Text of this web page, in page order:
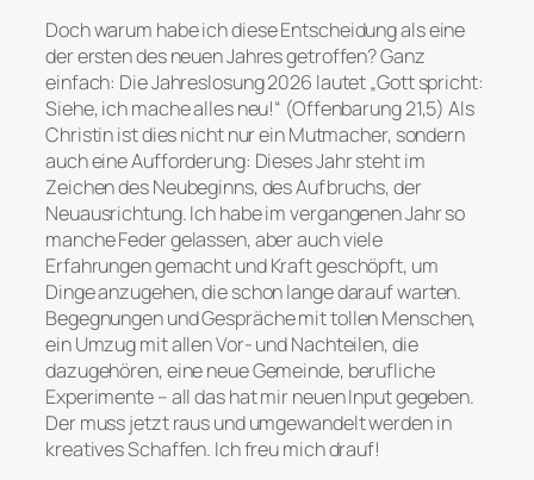
Doch warum habe ich diese Entscheidung als eine
der ersten des neuen Jahres getroffen? Ganz
einfach: Die Jahreslosung 2026 lautet „Gott spricht:
Siehe, ich mache alles neu!“ (Offenbarung 21,5) Als
Christin ist dies nicht nur ein Mutmacher, sondern
auch eine Aufforderung: Dieses Jahr steht im
Zeichen des Neubeginns, des Aufbruchs, der
Neuausrichtung. Ich habe im vergangenen Jahr so
manche Feder gelassen, aber auch viele
Erfahrungen gemacht und Kraft geschöpft, um
Dinge anzugehen, die schon lange darauf warten.
Begegnungen und Gespräche mit tollen Menschen,
ein Umzug mit allen Vor- und Nachteilen, die
dazugehören, eine neue Gemeinde, berufliche
Experimente – all das hat mir neuen Input gegeben.
Der muss jetzt raus und umgewandelt werden in
kreatives Schaffen. Ich freu mich drauf!